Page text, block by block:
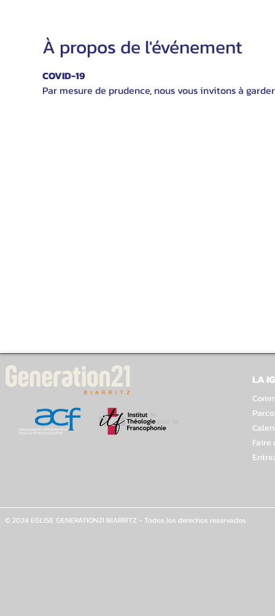
À propos de l'événement
COVID-19
Par mesure de prudence, nous vous invitons à
LA
Faire
© 2024 EGLISE GENERATION21 BIARRITZ - Todos los derechos reservados